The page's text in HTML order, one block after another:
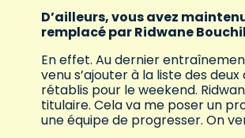
D’ailleurs, vous avez
remplacé par Ridwane
En effet. Au dernier
venu s’ajouter à la liste des
rétablis pour le weekend.
titulaire. Cela va me poser un
une équipe de progresser. On